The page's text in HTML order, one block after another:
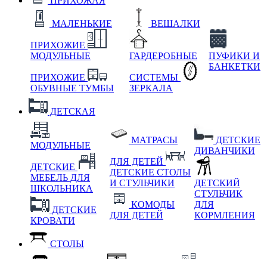
МАЛЕНЬКИЕ
ПРИХОЖИЕ
МОДУЛЬНЫЕ
ПРИХОЖИЕ
ОБУВНЫЕ ТУМБЫ
ВЕШАЛКИ
ГАРДЕРОБНЫЕ
СИСТЕМЫ
ЗЕРКАЛА
ПУФИКИ И
БАНКЕТКИ
ДЕТСКАЯ
МОДУЛЬНЫЕ
ДЕТСКИЕ
МЕБЕЛЬ ДЛЯ
ШКОЛЬНИКА
ДЕТСКИЕ
КРОВАТИ
МАТРАСЫ
ДЛЯ ДЕТЕЙ
ДЕТСКИЕ СТОЛЫ
И СТУЛЬЧИКИ
КОМОДЫ
ДЛЯ ДЕТЕЙ
ДЕТСКИЕ
ДИВАНЧИКИ
ДЕТСКИЙ
СТУЛЬЧИК
ДЛЯ
КОРМЛЕНИЯ
СТОЛЫ